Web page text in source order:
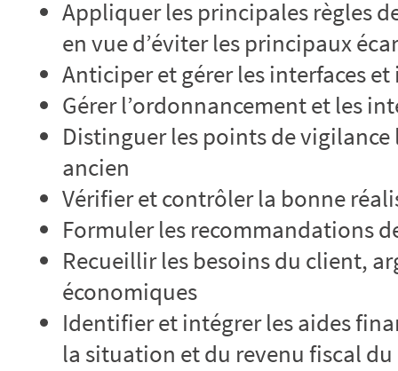
Appliquer les principales règles
en vue d’éviter les principaux
Anticiper et gérer les interfaces
Gérer l’ordonnancement et les
Distinguer les points de
ancien
Vérifier et contrôler la bonne
Formuler les recommandations
Recueillir les besoins du client,
économiques
Identifier et intégrer les aides
la situation et du revenu fiscal